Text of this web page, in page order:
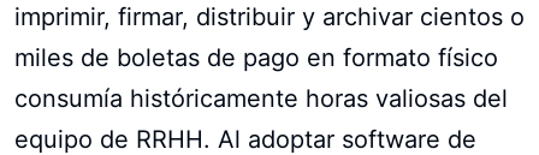
imprimir, firmar, distribuir y archivar cientos o
miles de boletas de pago en formato físico
consumía históricamente horas valiosas del
equipo de RRHH. Al adoptar software de